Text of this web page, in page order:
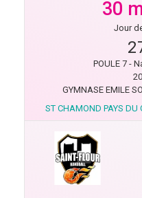
30
Jour
POULE 7 -
GYMNASE EMILE
ST CHAMOND PAYS DU